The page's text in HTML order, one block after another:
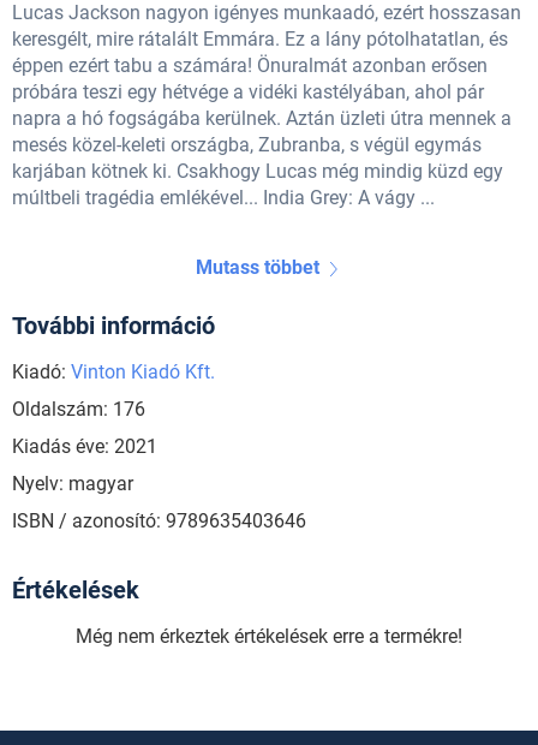
Lucas Jackson nagyon igényes munkaadó, ezért hosszasan
keresgélt, mire rátalált Emmára. Ez a lány pótolhatatlan, és
éppen ezért tabu a számára! Önuralmát azonban erősen
próbára teszi egy hétvége a vidéki kastélyában, ahol pár
napra a hó fogságába kerülnek. Aztán üzleti útra mennek a
mesés közel-keleti országba, Zubranba, s végül egymás
karjában kötnek ki. Csakhogy Lucas még mindig küzd egy
múltbeli tragédia emlékével... India Grey: A vágy ...
Mutass többet
További információ
Kiadó: Vinton Kiadó Kft.
Oldalszám: 176
Kiadás éve: 2021
Nyelv: magyar
ISBN / azonosító: 9789635403646
Értékelések
Még nem érkeztek értékelések erre a termékre!